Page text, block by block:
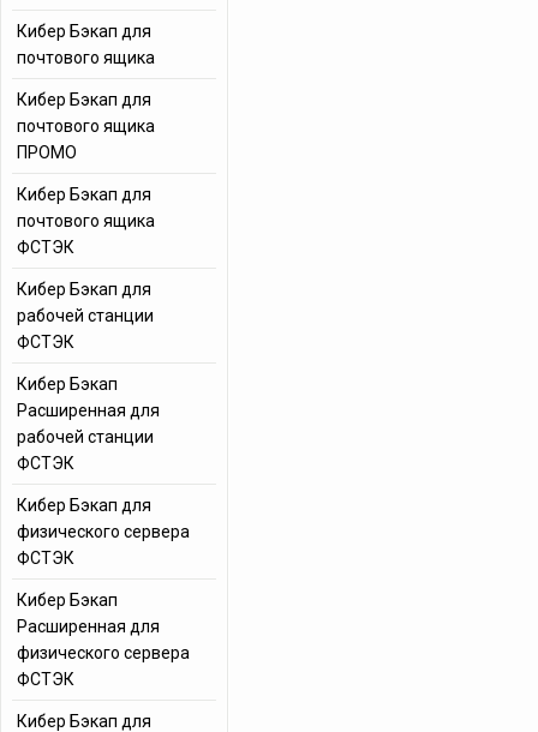
Кибер Бэкап для
почтового ящика
Кибер Бэкап для
почтового ящика
ПРОМО
Кибер Бэкап для
почтового ящика
ФСТЭК
Кибер Бэкап для
рабочей станции
ФСТЭК
Кибер Бэкап
Расширенная для
рабочей станции
ФСТЭК
Кибер Бэкап для
физического сервера
ФСТЭК
Кибер Бэкап
Расширенная для
физического сервера
ФСТЭК
Кибер Бэкап для